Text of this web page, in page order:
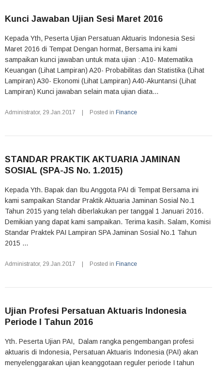
Kunci Jawaban Ujian Sesi Maret 2016
Kepada Yth, Peserta Ujian Persatuan Aktuaris Indonesia Sesi
Maret 2016 di Tempat Dengan hormat, Bersama ini kami
sampaikan kunci jawaban untuk mata ujian : A10- Matematika
Keuangan (Lihat Lampiran) A20- Probabilitas dan Statistika (Lihat
Lampiran) A30- Ekonomi (Lihat Lampiran) A40-Akuntansi (Lihat
Lampiran) Kunci jawaban selain mata ujian diata...
Administrator, 29.Jan.2017 Posted in Finance
STANDAR PRAKTIK AKTUARIA JAMINAN
SOSIAL (SPA-JS No. 1.2015)
Kepada Yth. Bapak dan Ibu Anggota PAI di Tempat Bersama ini
kami sampaikan Standar Praktik Aktuaria Jaminan Sosial No.1
Tahun 2015 yang telah diberlakukan per tanggal 1 Januari 2016.
Demikian yang dapat kami sampaikan. Terima kasih. Salam, Komisi
Standar Praktek PAI Lampiran SPA Jaminan Sosial No.1 Tahun
2015 ...
Administrator, 29.Jan.2017 Posted in Finance
Ujian Profesi Persatuan Aktuaris Indonesia
Periode I Tahun 2016
Yth. Peserta Ujian PAI, Dalam rangka pengembangan profesi
aktuaris di Indonesia, Persatuan Aktuaris Indonesia (PAI) akan
menyelenggarakan ujian keanggotaan reguler periode I tahun